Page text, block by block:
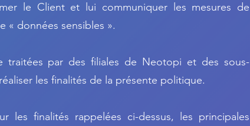
le Client et lui communiquer les mesures de
« données sensibles ».
traitées par des filiales de Neotopi et des sous-
les finalités de la présente politique.
finalités rappelées ci-dessus, les principales